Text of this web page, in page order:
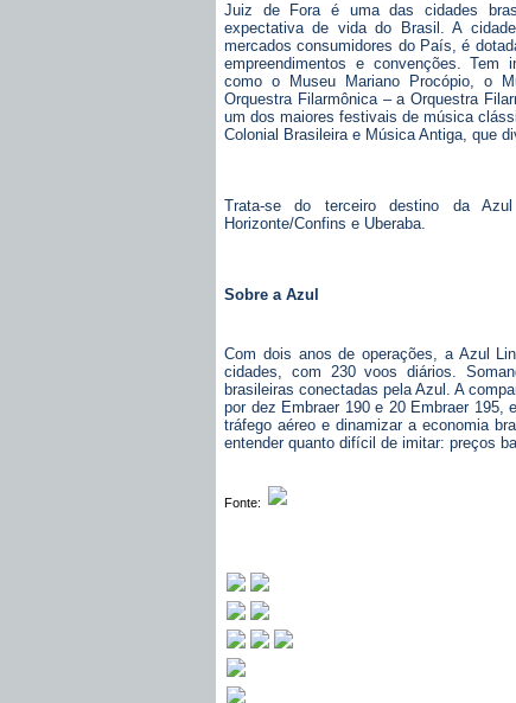
Juiz de Fora é uma das cidades
expectativa de vida do Brasil. A
mercados consumidores do País, é
empreendimentos e convenções. Tem
como o Museu Mariano Procópio, o
Orquestra Filarmônica – a Orquestra
um dos maiores festivais de música
Colonial Brasileira e Música Antiga, que
Trata-se do terceiro destino da
Horizonte/Confins e Uberaba.
Sobre a Azul
Com dois anos de operações, a Azul
cidades, com 230 voos diários.
brasileiras conectadas pela Azul. A
por dez Embraer 190 e 20 Embraer 195,
tráfego aéreo e dinamizar a economia
entender quanto difícil de imitar: preços
Fonte: